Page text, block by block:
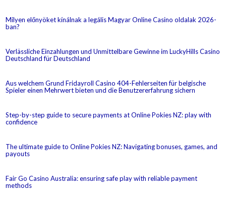
Milyen előnyöket kínálnak a legális Magyar Online Casino oldalak 2026-
ban?
Verlässliche Einzahlungen und Unmittelbare Gewinne im LuckyHills Casino
Deutschland für Deutschland
Aus welchem Grund Fridayroll Casino 404-Fehlerseiten für belgische
Spieler einen Mehrwert bieten und die Benutzererfahrung sichern
Step-by-step guide to secure payments at Online Pokies NZ: play with
confidence
The ultimate guide to Online Pokies NZ: Navigating bonuses, games, and
payouts
Fair Go Casino Australia: ensuring safe play with reliable payment
methods